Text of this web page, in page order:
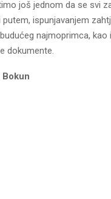
još jednom da se svi
putem, ispunjavanjem
najmoprimca,
dokumente.